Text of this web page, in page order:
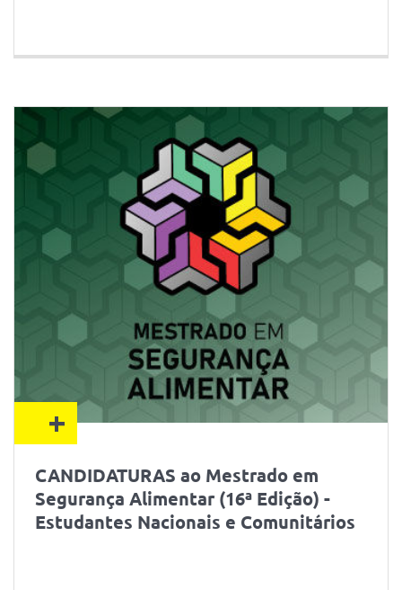
+
CANDIDATURAS ao Mestrado em
Segurança Alimentar (16ª Edição) -
Estudantes Nacionais e Comunitários